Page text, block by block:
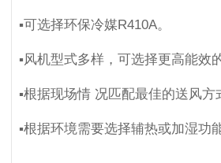
▪可选择环保冷媒R410A。
▪风机型式多样，可选择更高能效
▪根据现场情 况匹配最佳的送风方
▪根据环境需要选择辅热或加湿功